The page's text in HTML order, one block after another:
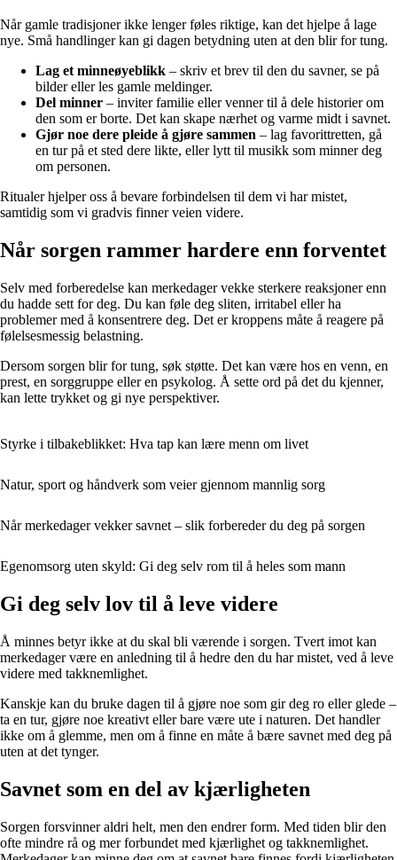
Når gamle tradisjoner ikke lenger føles riktige, kan det hjelpe å lage
nye. Små handlinger kan gi dagen betydning uten at den blir for tung.
Lag et minneøyeblikk – skriv et brev til den du savner, se på
bilder eller les gamle meldinger.
Del minner – inviter familie eller venner til å dele historier om
den som er borte. Det kan skape nærhet og varme midt i savnet.
Gjør noe dere pleide å gjøre sammen – lag favorittretten, gå
en tur på et sted dere likte, eller lytt til musikk som minner deg
om personen.
Ritualer hjelper oss å bevare forbindelsen til dem vi har mistet,
samtidig som vi gradvis finner veien videre.
Når sorgen rammer hardere enn forventet
Selv med forberedelse kan merkedager vekke sterkere reaksjoner enn
du hadde sett for deg. Du kan føle deg sliten, irritabel eller ha
problemer med å konsentrere deg. Det er kroppens måte å reagere på
følelsesmessig belastning.
Dersom sorgen blir for tung, søk støtte. Det kan være hos en venn, en
prest, en sorggruppe eller en psykolog. Å sette ord på det du kjenner,
kan lette trykket og gi nye perspektiver.
Styrke i tilbakeblikket: Hva tap kan lære menn om livet
Natur, sport og håndverk som veier gjennom mannlig sorg
Når merkedager vekker savnet – slik forbereder du deg på sorgen
Egenomsorg uten skyld: Gi deg selv rom til å heles som mann
Gi deg selv lov til å leve videre
Å minnes betyr ikke at du skal bli værende i sorgen. Tvert imot kan
merkedager være en anledning til å hedre den du har mistet, ved å leve
videre med takknemlighet.
Kanskje kan du bruke dagen til å gjøre noe som gir deg ro eller glede –
ta en tur, gjøre noe kreativt eller bare være ute i naturen. Det handler
ikke om å glemme, men om å finne en måte å bære savnet med deg på
uten at det tynger.
Savnet som en del av kjærligheten
Sorgen forsvinner aldri helt, men den endrer form. Med tiden blir den
ofte mindre rå og mer forbundet med kjærlighet og takknemlighet.